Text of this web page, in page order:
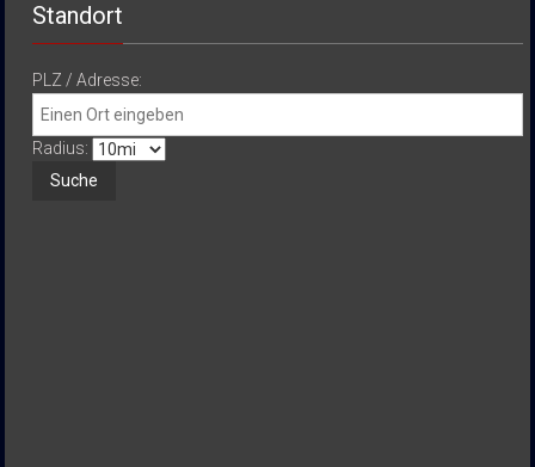
Standort
PLZ / Adresse:
Radius: